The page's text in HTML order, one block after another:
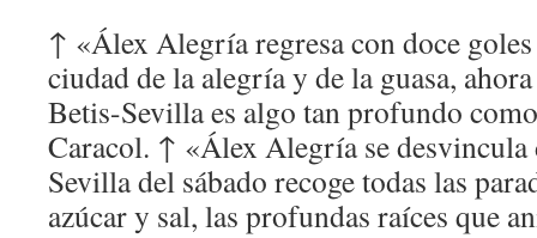
↑ «Álex Alegría regresa con doce
ciudad de la alegría y de la guasa,
Betis-Sevilla es algo tan profundo
Caracol. ↑ «Álex Alegría se
Sevilla del sábado recoge todas las
azúcar y sal, las profundas raíces que